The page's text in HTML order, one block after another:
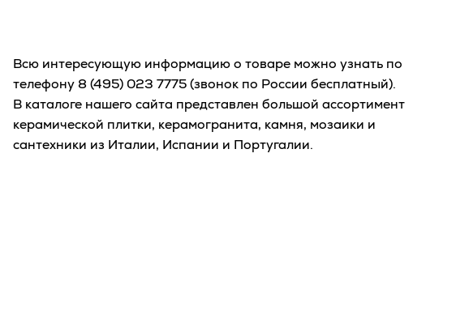
Всю интересующую информацию о товаре можно узнать по
телефону 8 (495) 023 7775(звонок по России бесплатный).
В каталоге нашего сайта представлен большой ассортимент
керамической плитки, керамогранита, камня, мозаики и
сантехники из Италии, Испании и Португалии.